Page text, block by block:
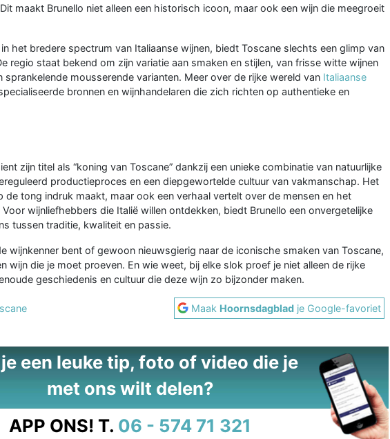
maakt Brunello niet alleen een historisch icoon, maar ook een wijn die meegroeit
het bredere spectrum van Italiaanse wijnen, biedt Toscane slechts een glimp van
regio staat bekend om zijn variatie aan smaken en stijlen, van frisse witte wijnen
mousserende varianten. Meer over de rijke wereld van Italiaanse
bronnen en wijnhandelaren die zich richten op authentieke en
zijn titel als “koning van Toscane” dankzij een unieke combinatie van natuurlijke
productieproces en een diepgewortelde cultuur van vakmanschap. Het
de tong indruk maakt, maar ook een verhaal vertelt over de mensen en het
wijnliefhebbers die Italië willen ontdekken, biedt Brunello een onvergetelijke
tussen traditie, kwaliteit en passie.
wijnkenner bent of gewoon nieuwsgierig naar de iconische smaken van Toscane,
wijn die je moet proeven. En wie weet, bij elke slok proef je niet alleen de rijke
geschiedenis en cultuur die deze wijn zo bijzonder maken.
Maak Hoornsdagblad je Google-favoriet
een leuke tip, foto of video die je
met ons wilt delen?
APP ONS! T. 06 - 574 71 321